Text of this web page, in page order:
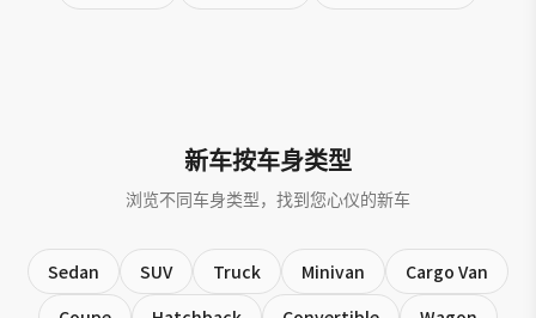
新车按车身类型
浏览不同车身类型，找到您心仪的新车
Sedan SUV Truck Minivan
Cargo Van